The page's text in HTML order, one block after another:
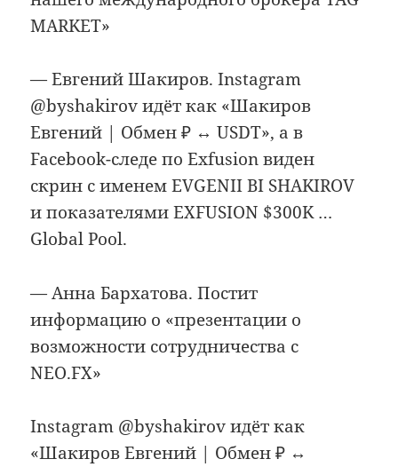
MARKET»
— Евгений Шакиров. Instagram
@byshakirov идёт как «Шакиров
Евгений | Обмен ₽ ↔ USDT», а в
Facebook-следе по Exfusion виден
скрин с именем EVGENII BI SHAKIROV
и показателями EXFUSION $300K …
Global Pool.
— Анна Бархатова. Постит
информацию о «презентации о
возможности сотрудничества с
NEO.FX»
Instagram @byshakirov идёт как
«Шакиров Евгений | Обмен ₽ ↔